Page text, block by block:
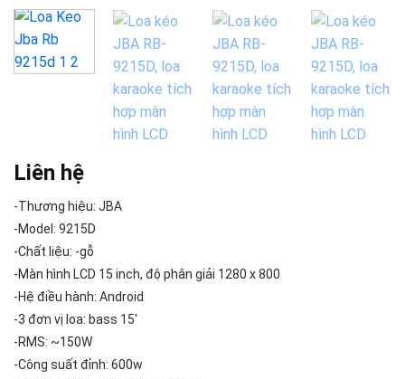
Liên hệ
-Thương hiệu: JBA
-Model: 9215D
-Chất liệu: -gỗ
-Màn hình LCD 15 inch, độ phân giải 1280 x 800
-Hệ điều hành: Android
-3 đơn vị loa: bass 15′
-RMS: ~150W
-Công suất đỉnh: 600w